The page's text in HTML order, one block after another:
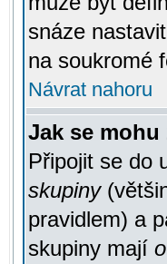
snáze
na soukromé
Návrat nahoru
Jak se
Připojit se do
skupiny
pravidlem) a
skupiny mají